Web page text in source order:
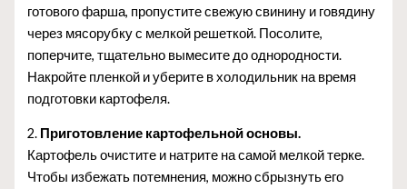
готового фарша, пропустите свежую свинину и говядину
через мясорубку с мелкой решеткой. Посолите,
поперчите, тщательно вымесите до однородности.
Накройте пленкой и уберите в холодильник на время
подготовки картофеля.
2. Приготовление картофельной основы.
Картофель очистите и натрите на самой мелкой терке.
Чтобы избежать потемнения, можно сбрызнуть его